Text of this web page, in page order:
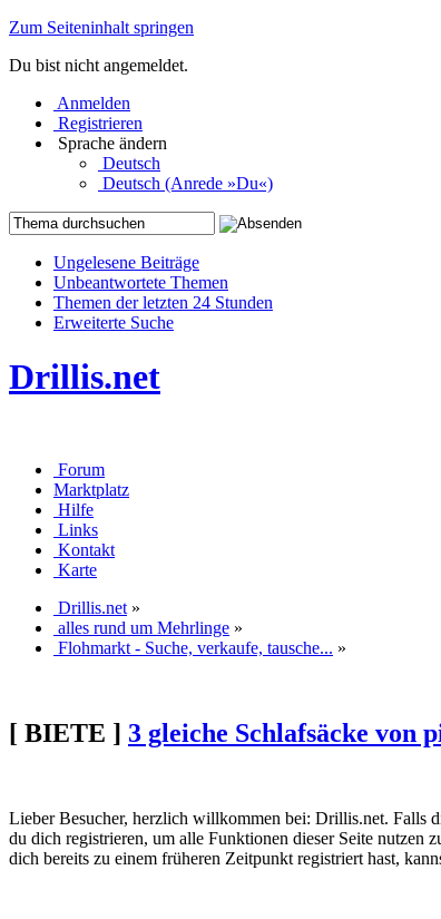
Zum Seiteninhalt springen
Du bist nicht angemeldet.
Anmelden
Registrieren
Sprache ändern
Deutsch
Deutsch (Anrede »Du«)
Ungelesene Beiträge
Unbeantwortete Themen
Themen der letzten 24 Stunden
Erweiterte Suche
Drillis.net
Forum
Marktplatz
Hilfe
Links
Kontakt
Karte
Drillis.net »
alles rund um Mehrlinge »
Flohmarkt - Suche, verkaufe, tausche... »
[ BIETE ] 3 gleiche Schlafsäcke von
Lieber Besucher, herzlich willkommen bei: Drillis.net. Falls
du dich registrieren, um alle Funktionen dieser Seite nutzen
dich bereits zu einem früheren Zeitpunkt registriert hast,